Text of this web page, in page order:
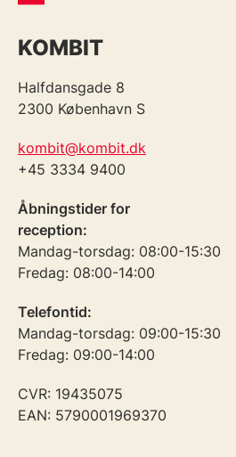
KOMBIT
Halfdansgade 8
2300 København S
kombit@kombit.dk
+45 3334 9400
Åbningstider for
reception:
Mandag-torsdag: 08:00-15:30
Fredag: 08:00-14:00
Telefontid:
Mandag-torsdag: 09:00-15:30
Fredag: 09:00-14:00
CVR: 19435075
EAN: 5790001969370